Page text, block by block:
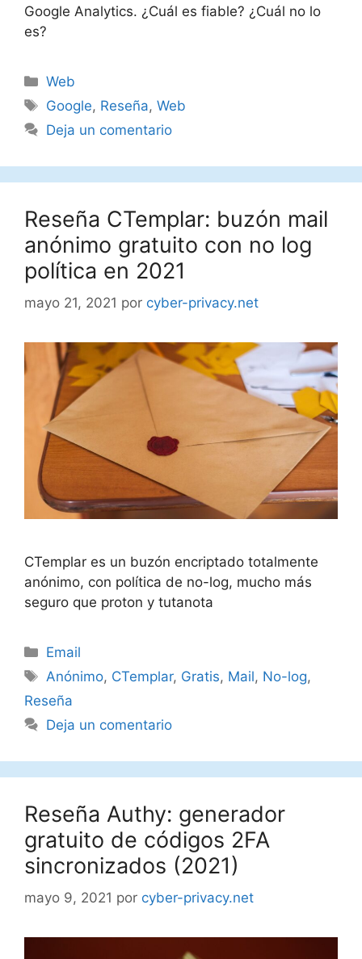
Google Analytics. ¿Cuál es fiable? ¿Cuál no lo
es?
Categorías
Web
Etiquetas
Google, Reseña,Web
Deja un comentario
Reseña CTemplar: buzón mail
anónimo gratuito con no log
política en 2021
mayo 21, 2021 por cyber-privacy.net
CTemplar es un buzón encriptado totalmente
anónimo, con política de no-log, mucho más
seguro que proton y tutanota
Categorías
Email
Etiquetas
Anónimo, CTemplar, Gratis, Mail, No-log,
Reseña
Deja un comentario
Reseña Authy: generador
gratuito de códigos 2FA
sincronizados (2021)
mayo 9, 2021 por cyber-privacy.net